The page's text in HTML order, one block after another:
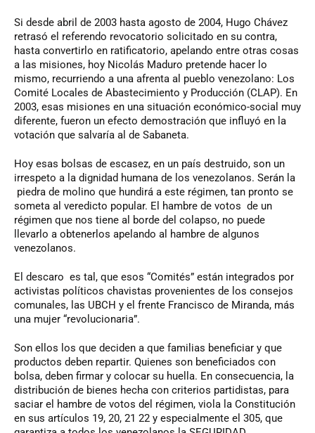
Si desde abril de 2003 hasta agosto de 2004, Hugo Chávez
retrasó el referendo revocatorio solicitado en su contra,
hasta convertirlo en ratificatorio, apelando entre otras cosas
a las misiones, hoy Nicolás Maduro pretende hacer lo
mismo, recurriendo a una afrenta al pueblo venezolano: Los
Comité Locales de Abastecimiento y Producción (CLAP). En
2003, esas misiones en una situación económico-social muy
diferente, fueron un efecto demostración que influyó en la
votación que salvaría al de Sabaneta.
Hoy esas bolsas de escasez, en un país destruido, son un
irrespeto a la dignidad humana de los venezolanos. Serán la
piedra de molino que hundirá a este régimen, tan pronto se
someta al veredicto popular. El hambre de votos de un
régimen que nos tiene al borde del colapso, no puede
llevarlo a obtenerlos apelando al hambre de algunos
venezolanos.
El descaro es tal, que esos “Comités” están integrados por
activistas políticos chavistas provenientes de los consejos
comunales, las UBCH y el frente Francisco de Miranda, más
una mujer “revolucionaria”.
Son ellos los que deciden a que familias beneficiar y que
productos deben repartir. Quienes son beneficiados con
bolsa, deben firmar y colocar su huella. En consecuencia, la
distribución de bienes hecha con criterios partidistas, para
saciar el hambre de votos del régimen, viola la Constitución
en sus artículos 19, 20, 21 22 y especialmente el 305, que